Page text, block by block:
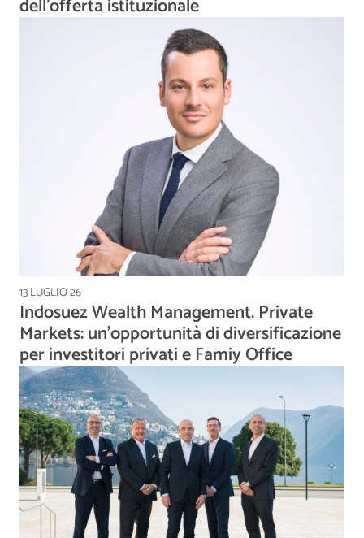
dell’offerta istituzionale
13 LUGLIO 26
Indosuez Wealth Management. Private
Markets: un’opportunità di diversificazione
per investitori privati e Famiy Office